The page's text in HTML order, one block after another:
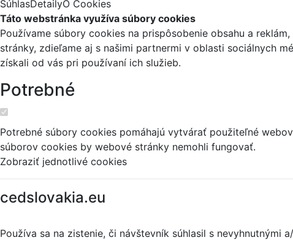
SúhlasDetailyO Cookies
Táto webstránka využíva súbory cookies
Používame súbory cookies na prispôsobenie obsahu a
stránky, zdieľame aj s našimi partnermi v oblasti sociálnych
získali od vás pri používaní ich služieb.
Potrebné
Potrebné súbory cookies pomáhajú vytvárať použiteľné
súborov cookies by webové stránky nemohli fungovať.
Zobraziť jednotlivé cookies
cedslovakia.eu
Používa sa na zistenie, či návštevník súhlasil s